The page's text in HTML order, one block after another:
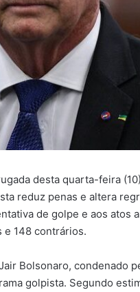
desta quarta-feira
reduz penas e altera
de golpe e aos atos
e 148 contrários.
Bolsonaro, condenado
golpista. Segundo